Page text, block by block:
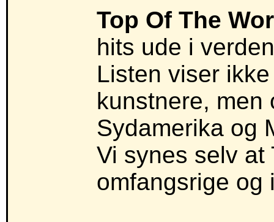
Top Of The
hits ude i
Listen viser
kunstnere, men
Sydamerika og
Vi synes selv at
omfangsrige og